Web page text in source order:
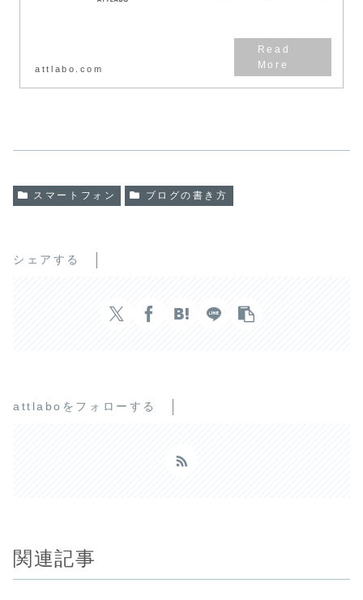
attlabo.com
スマートフォン ブログの書き方
シェアする
attlaboをフォローする
関連記事